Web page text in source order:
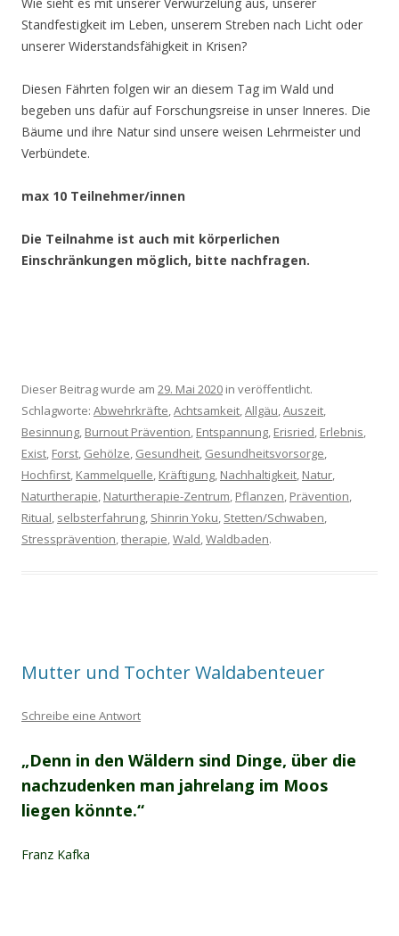
Standfestigkeit im Leben, unserem Streben nach Licht oder
unserer Widerstandsfähigkeit in Krisen?
Diesen Fährten folgen wir an diesem Tag im Wald und
begeben uns dafür auf Forschungsreise in unser Inneres. Die
Bäume und ihre Natur sind unsere weisen Lehrmeister und
Verbündete.
max 10 Teilnehmer/innen
Die Teilnahme ist auch mit körperlichen
Einschränkungen möglich, bitte nachfragen.
Dieser Beitrag wurde am 29. Mai 2020 in veröffentlicht.
Schlagworte: Abwehrkräfte,Achtsamkeit,Allgäu,Auszeit,
Besinnung, Burnout Prävention, Entspannung, Erisried, Erlebnis,
Exist, Forst, Gehölze, Gesundheit, Gesundheitsvorsorge,
Hochfirst, Kammelquelle, Kräftigung, Nachhaltigkeit, Natur,
Naturtherapie, Naturtherapie-Zentrum, Pflanzen, Prävention,
Ritual, selbsterfahrung, Shinrin Yoku, Stetten/Schwaben,
Stressprävention,therapie,Wald,Waldbaden.
Mutter und Tochter Waldabenteuer
Schreibe eine Antwort
„Denn in den Wäldern sind Dinge, über die
nachzudenken man jahrelang im Moos
liegen könnte.“
Franz Kafka